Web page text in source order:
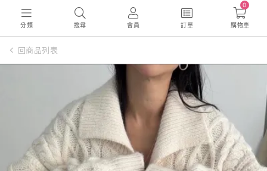
分類 搜尋 會員 訂單
0
購物車
回商品列表